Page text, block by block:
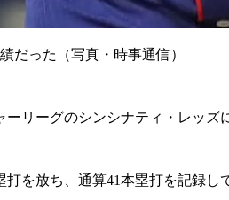
だった（写真・時事通信）
リーグのシンシナティ・レッ
を放ち、通算41本塁打を記録